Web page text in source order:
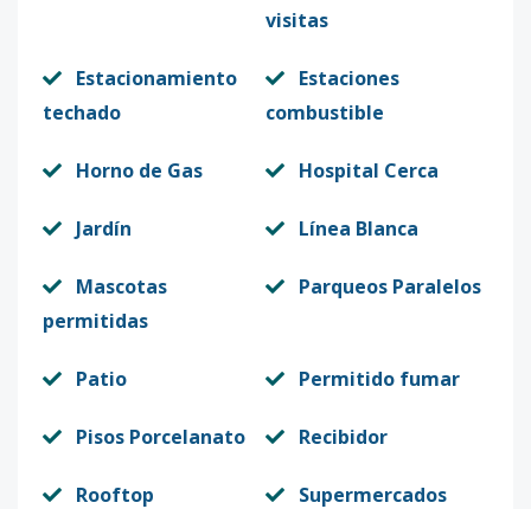
visitas
Estacionamiento
techado
Estaciones
combustible
Horno de Gas Hospital Cerca
Jardín Línea Blanca
Mascotas
permitidas
Parqueos Paralelos
Patio Permitido fumar
Pisos Porcelanato Recibidor
Rooftop Supermercados